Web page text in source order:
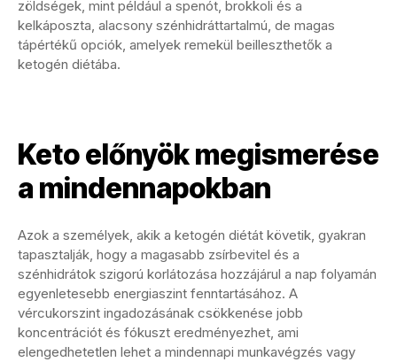
zöldségek, mint például a spenót, brokkoli és a
kelkáposzta, alacsony szénhidráttartalmú, de magas
tápértékű opciók, amelyek remekül beilleszthetők a
ketogén diétába.
Keto előnyök megismerése
a mindennapokban
Azok a személyek, akik a ketogén diétát követik, gyakran
tapasztalják, hogy a magasabb zsírbevitel és a
szénhidrátok szigorú korlátozása hozzájárul a nap folyamán
egyenletesebb energiaszint fenntartásához. A
vércukorszint ingadozásának csökkenése jobb
koncentrációt és fókuszt eredményezhet, ami
elengedhetetlen lehet a mindennapi munkavégzés vagy